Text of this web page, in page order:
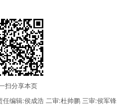
扫分享本页
任编辑:侯成浩 二审:杜帅鹏 三审:侯军锋